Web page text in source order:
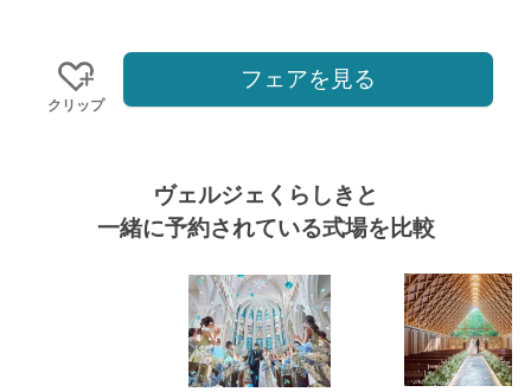
クリップ
フェアを見る
ヴェルジェくらしきと
一緒に予約されている式場を比較